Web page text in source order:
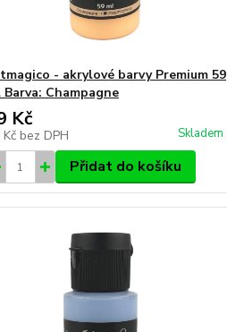
- akrylové barvy Premium 59
Barva: Champagne
Kč
bez DPH Skladem
Přidat do košíku